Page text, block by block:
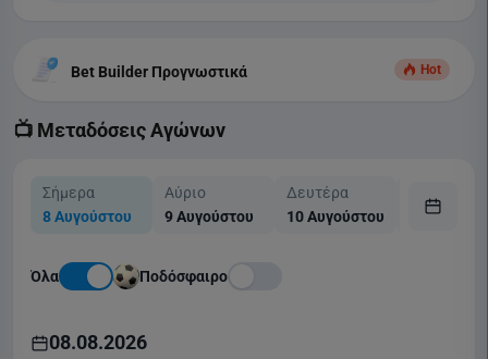
Bet Builder Προγνωστικά Hot
📺 Μεταδόσεις Αγώνων
Σήμερα
8 Αυγούστου
Αύριο
9 Αυγούστου
Δευτέρα
10 Αυγούστου
11
Όλα Ποδόσφαιρο
08.08.2026